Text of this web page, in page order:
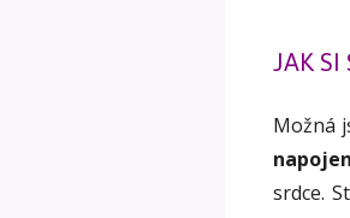
JAK
Možná
srdce.